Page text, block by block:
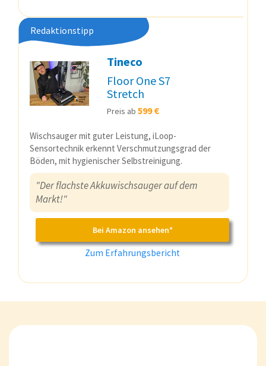
Redaktionstipp
Tineco
Floor One S7
Stretch
Preis ab 599 €
Wischsauger mit guter Leistung, iLoop-
Sensortechnik erkennt Verschmutzungsgrad der
Böden, mit hygienischer Selbstreinigung.
"Der flachste Akkuwischsauger auf dem
Markt!"
Bei Amazon ansehen*
Zum Erfahrungsbericht